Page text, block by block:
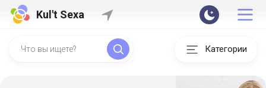
Kul't Sexa
Категории